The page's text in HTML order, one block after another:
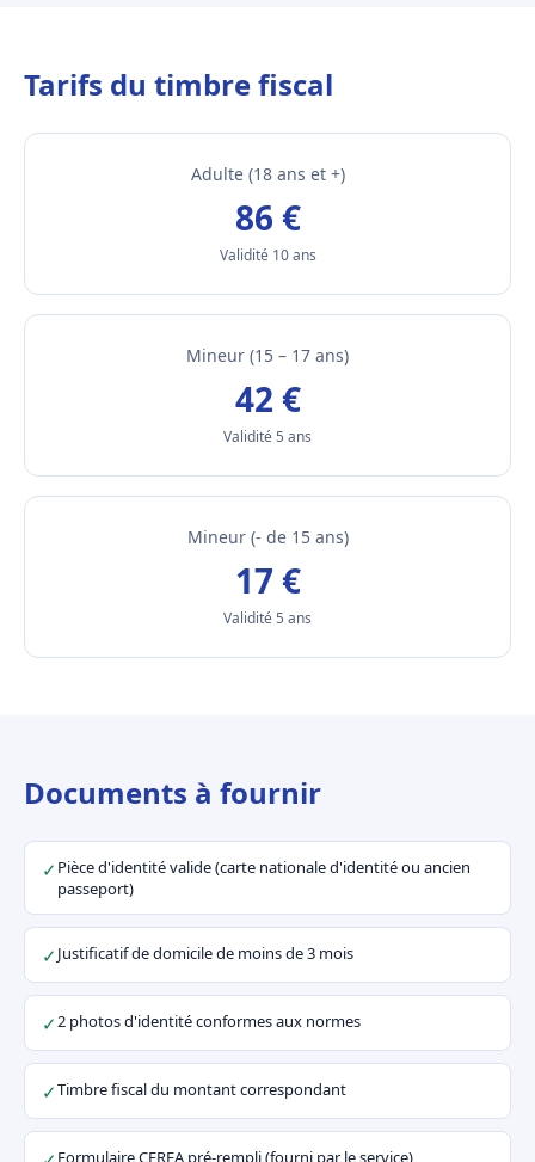
Tarifs du timbre fiscal
Adulte (18 ans et +)
86 €
Validité 10 ans
Mineur (15 – 17 ans)
42 €
Validité 5 ans
Mineur (- de 15 ans)
17 €
Validité 5 ans
Documents à fournir
✓ Pièce d'identité valide (carte nationale d'identité ou ancien
passeport)
✓Justificatif de domicile de moins de 3 mois
✓2 photos d'identité conformes aux normes
✓Timbre fiscal du montant correspondant
Formulaire CERFA pré-rempli (fourni par le service)